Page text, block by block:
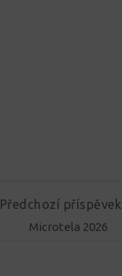
Předchozí příspěvek
Microtela 2026